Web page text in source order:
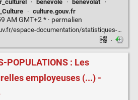
· bénévole · bénévolat
·
· culture.gouv.fr
AM GMT+2 * · permalien
la-culture2/publications/collections-de-synthese/culture-chiffres-2007-2026/benevoles-des-associations-culturelles-cc-2026-1
·
POPULATIONS : Les
employeuses (...) -